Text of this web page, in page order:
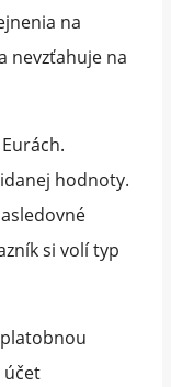
na
nevzťahuje na
hodnoty.
si volí typ
účet